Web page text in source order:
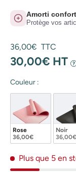
Amorti
Protège vos
Prix habituel
36,00€ TTC
30,00€ HT ?
Couleur :
Rose
36,00€
Noir
36,00€
Plus que 5 en